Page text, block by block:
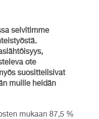
selvitimme
ote
suosittelisivat
muille heidän
mukaan 87,5 %